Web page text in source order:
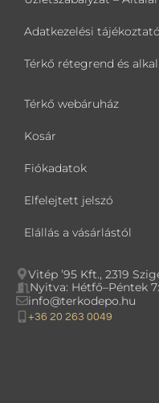
Adatkezelési tájékoztató
Térkő rétegrend és
Térkő webáruház
Kosár
Fiókadatok
Elfelejtett jelszó
Elállás a vásárlástól
Vitép ’95 Kft., 2319
Nyitva: Hétfő–Péntek
info@terkodepo.hu
+36 20 263 0049